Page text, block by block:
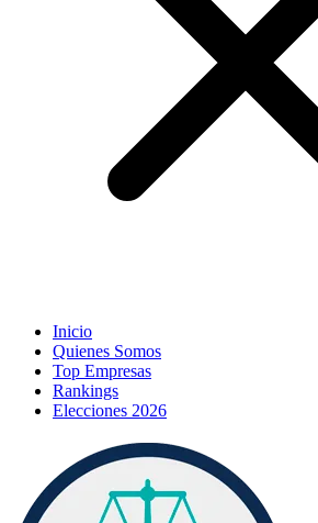
Inicio
Quienes Somos
Top Empresas
Rankings
Elecciones 2026